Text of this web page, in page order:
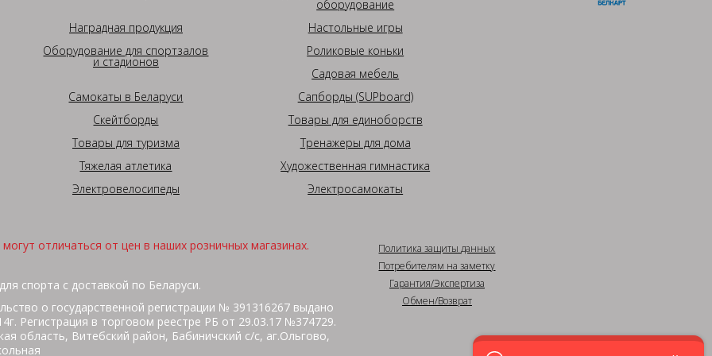
оборудование
Наградная продукция
Настольные игры
Оборудование для спортзалов
и стадионов
Роликовые коньки
Садовая мебель
Самокаты в Беларуси
Сапборды (SUPboard)
Скейтборды
Товары для единоборств
Товары для туризма
Тренажеры для дома
Тяжелая атлетика
Художественная гимнастика
Электровелосипеды
Электросамокаты
отличаться от цен в наших розничных магазинах.
спорта с доставкой по Беларуси.
о государственной регистрации № 391316267 выдано
Регистрация в торговом реестре РБ от 29.03.17 №374729.
область, Витебский район, Бабиничский с/с, аг.Ольгово,
Политика защиты данных
Потребителям на заметку
Гарантия/Экспертиза
Обмен/Возврат